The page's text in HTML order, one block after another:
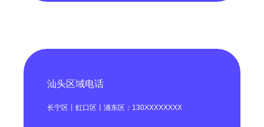
汕头区域电话
长宁区丨虹口区丨浦东区：130XXXXXXXX